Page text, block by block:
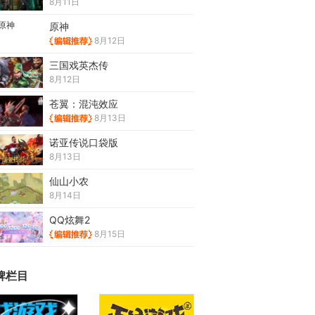
原神
8月12日
三国戏英杰传
8月12日
苍翼：混沌效应
8月13日
诺亚传说口袋版
8月13日
仙山小农
8月14日
QQ炫舞2
8月15日
栏目